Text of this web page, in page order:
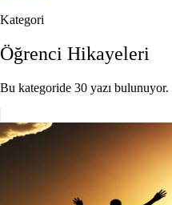
Kategori
Öğrenci Hikayeleri
Bu kategoride 30 yazı bulunuyor.